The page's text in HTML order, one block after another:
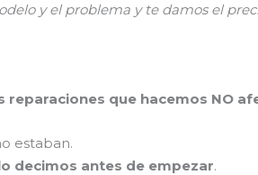
y el problema y te damos el
reparaciones que hacemos NO
estaban.
decimos antes de empezar.